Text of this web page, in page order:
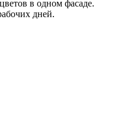
в одном фасаде.
дней.